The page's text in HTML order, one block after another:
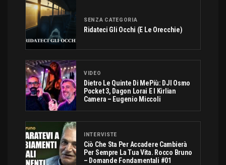
SENZA CATEGORIA
Ridateci Gli Occhi (e Le Orecchie)
VIDEO
Dietro Le Quinte Di MePiù: DJI Osmo
Pocket 3, Dagon Lorai E I Kirlian
Camera – Eugenio Miccoli
INTERVISTE
Ciò Che Sta Per Accadere Cambierà
Per Sempre La Tua Vita. Rocco Bruno
– Domande Fondamentali #01